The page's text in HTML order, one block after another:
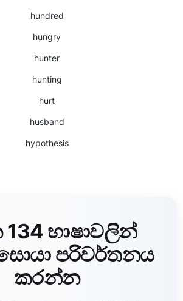
hundred
hungry
hunter
hunting
hurt
husband
hypothesis
භාෂාවලින්
පරිවර්තනය
කරන්න